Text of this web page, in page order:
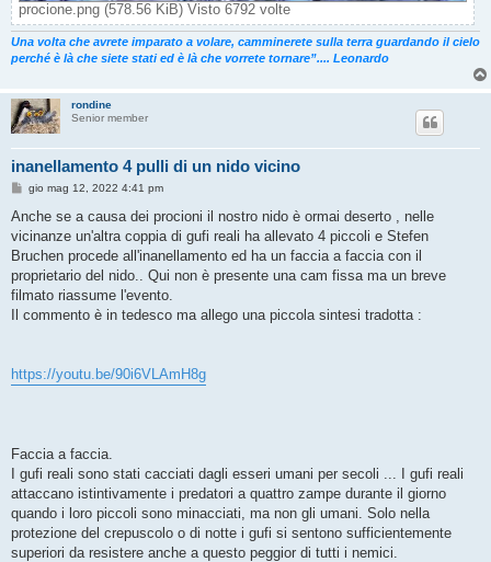
procione.png (578.56 KiB) Visto 6792 volte
Una volta che avrete imparato a volare, camminerete sulla terra guardando il cielo
perché è là che siete stati ed è là che vorrete tornare”.... Leonardo
rondine
Senior member
inanellamento 4 pulli di un nido vicino
M
s
a
g
i
o
gio mag 12, 2022 4:41 pm
Anche se a causa dei procioni il nostro nido è ormai deserto , nelle
vicinanze un'altra coppia di gufi reali ha allevato 4 piccoli e Stefen
Bruchen procede all'inanellamento ed ha un faccia a faccia con il
proprietario del nido.. Qui non è presente una cam fissa ma un breve
filmato riassume l'evento.
Il commento è in tedesco ma allego una piccola sintesi tradotta :
https://youtu.be/90i6VLAmH8g
Faccia a faccia.
I gufi reali sono stati cacciati dagli esseri umani per secoli ... I gufi reali
attaccano istintivamente i predatori a quattro zampe durante il giorno
quando i loro piccoli sono minacciati, ma non gli umani. Solo nella
protezione del crepuscolo o di notte i gufi si sentono sufficientemente
superiori da resistere anche a questo peggior di tutti i nemici.